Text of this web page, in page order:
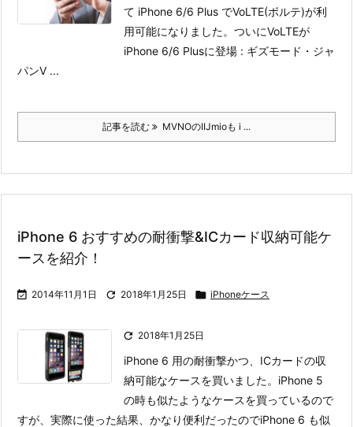
て iPhone 6/6 Plus でVoLTE(ボルテ)が利
用可能になりました。ついにVoLTEが
iPhone 6/6 Plusに登場 : ギズモード・ジャ
パンV ...
記事を読む MVNOのIIJmioも i ...
iPhone 6 おすすめの耐衝撃&ICカード収納可能ケ
ースを紹介！
 2014年11月1日  2018年1月25日  iPhoneケース
 2018年1月25日
iPhone 6 用の耐衝撃かつ、ICカードの収
納可能なケースを買いました。 iPhone 5
の時も似たようなケースを買っているので
すが、実際に使った結果、かなり便利だったのでiPhone 6 も似